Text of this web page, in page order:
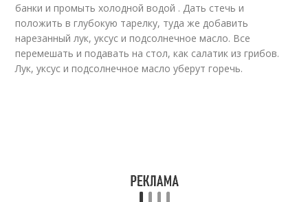
банки и промыть холодной водой . Дать стечь и
положить в глубокую тарелку, туда же добавить
нарезанный лук, уксус и подсолнечное масло. Все
перемешать и подавать на стол, как салатик из грибов.
Лук, уксус и подсолнечное масло уберут горечь.